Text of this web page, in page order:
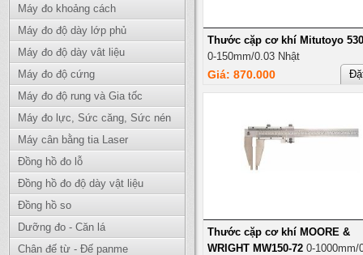
Máy đo khoảng cách
Máy đo độ dày lớp phủ
Máy đo độ dày vât liệu
Máy đo độ cứng
Máy đo độ rung và Gia tốc
Máy đo lực, Sức căng, Sức nén
Máy cân bằng tia Laser
Đồng hồ đo lỗ
Đồng hồ đo độ dày vật liệu
Đồng hồ so
Dưỡng đo - Căn lá
Chân đế từ - Đế panme
Thước cặp cơ khí Mitutoyo
0-150mm/0.03 Nhật
Giá: 870.000
Thước cặp cơ khí MOORE &
WRIGHT MW150-72 0-1000mm/